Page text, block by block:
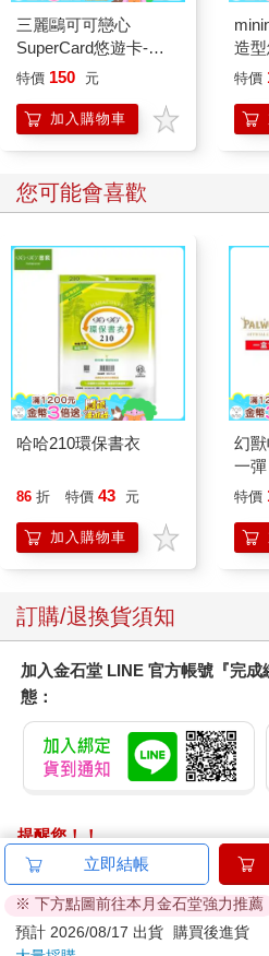
三麗鷗可可戀心
SuperCard悠遊卡-大
耳狗【受託代銷】
特價 150 元
加入購物車
造
特價
您可能會喜歡
哈哈210環保書衣
86 折 特價 43 元
加入購物車
幻
一
特價
訂購/退換貨須知
加入金石堂 LINE 官方帳號『完
態：
提醒您！！
金石堂及銀行均不會請您操作
ATM提款機，請不要聽從指示，
退換貨須知：
立即結帳
※ 下方點圖前往本月金石堂強力推薦
預計 2026/08/17 出貨
購買後進貨